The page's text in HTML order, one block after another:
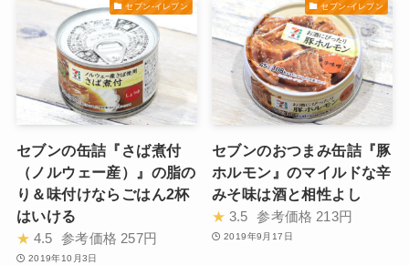
セブン-イレブン
セブンの缶詰『さば煮付
（ノルウェー産）』の脂の
り＆味付けならごはん2杯
はいける
★ 4.5 参考価格 257円
2019年10月3日
セブン-イレブン
セブンのおつまみ缶詰『豚
ホルモン』のマイルドな辛
みそ味は酒と相性よし
★ 3.5 参考価格 213円
2019年9月17日